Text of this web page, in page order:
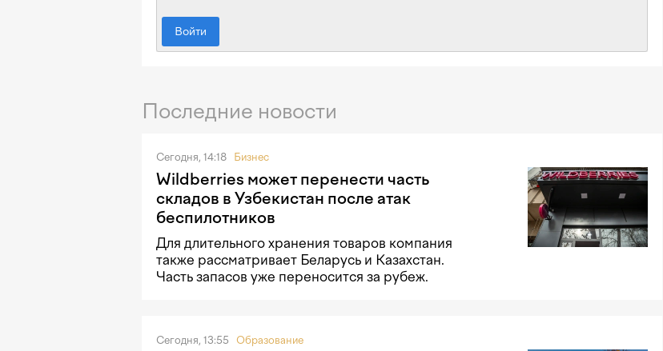
Войти
Последние новости
Сегодня, 14:18 Бизнес
Wildberries может перенести часть
складов в Узбекистан после атак
беспилотников
Для длительного хранения товаров компания
также рассматривает Беларусь и Казахстан.
Часть запасов уже переносится за рубеж.
Сегодня, 13:55 Образование